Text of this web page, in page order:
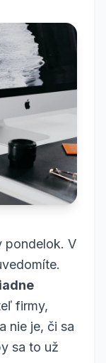
pondelok. V
firmy,
nie je, či sa
sa to už